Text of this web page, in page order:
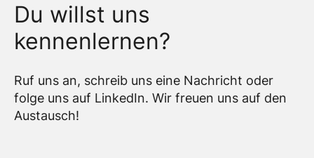
Du willst uns
kennenlernen?
Ruf uns an, schreib uns eine Nachricht oder
folge uns auf LinkedIn. Wir freuen uns auf den
Austausch!